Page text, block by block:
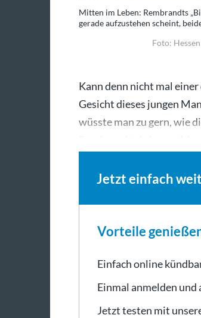
Mitten im Leben: Rembrandts
gerade aufzustehen scheint,
Foto:
Kann denn nicht mal
Gesicht dieses jungen
wüsste man zu gern, wie
Jetzt einfach
Vorteile
Einfach online
Einmal anmelden und
Jetzt testen mit